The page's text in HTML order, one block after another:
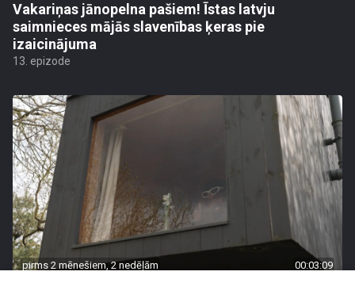
Vakariņas jānopelna pašiem! Īstas latvju
saimnieces mājās slavenības ķeras pie
izaicinājuma
13. epizode
pirms 2 mēnešiem, 2 nedēļām 00:03:09